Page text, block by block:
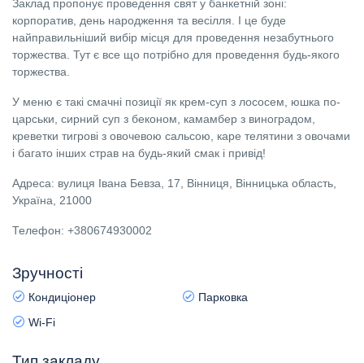
Заклад пропонує проведення свят у банкетній зоні:
корпоратив, день народження та весілля. І це буде
найправильніший вибір місця для проведення незабутнього
торжества. Тут є все що потрібно для проведення будь-якого
торжества.
У меню є такі смачні позиції як крем-суп з лососем, юшка по-
царськи, сирний суп з беконом, камамбер з виноградом,
креветки тигрові з овочевою сальсою, каре телятини з овочами
і багато інших страв на будь-який смак і привід!
Адреса: вулиця Івана Бевза, 17, Вінниця, Вінницька область,
Україна, 21000
Телефон: +380674930002
Зручності
Кондиціонер
Парковка
Wi-Fi